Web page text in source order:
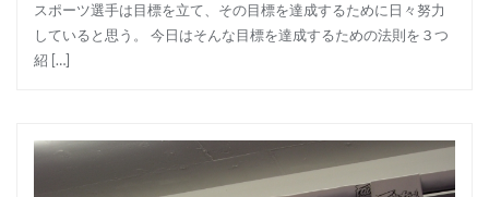
スポーツ選手は目標を立て、その目標を達成するために日々努力
していると思う。 今日はそんな目標を達成するための法則を３つ
紹 […]